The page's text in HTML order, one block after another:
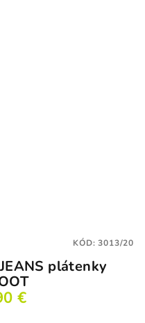
plátenky
€
KÓD:3013/20